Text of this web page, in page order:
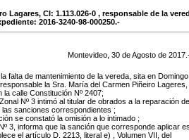
Lagares, CI: 1.113.026-0 , responsable de la
2016-3240-98-000250.-
Montevideo, 30 deAgosto de 2017
falta de mantenimiento de la vereda, sita en Domingo
la Sra. María del Carmen Piñeiro Lageres,
calle Constitución Nº 2407;
Nº 3 intimó al titular de obrados a la reparación de
sanciones correspondientes ;
se constató la omisión a lo intimado ;
3, informa que la sanción que corresponde aplicar
el artículo D. 2213, literal e) , Volumen VII, del